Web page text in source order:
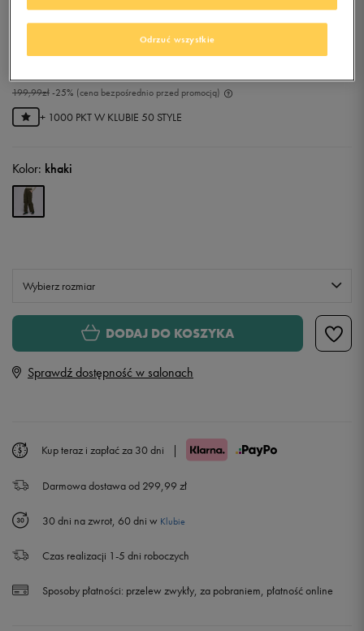
199,99zł-25% (cena bezpośrednio przed promocją)
149,99złz Vat
+ 1000 PKT W KLUBIE 50 STYLE
Kolor: khaki
Wybierz rozmiar
S
DODAJ DO KOSZYKA
Sprawdź dostępność w salonach
Kup teraz i zapłać za 30 dni |
Darmowa dostawa od 299,99 zł
30 dni na zwrot, 60 dni w Klubie
Czas realizacji 1-5 dni roboczych
Sposoby płatności: przelew zwykły, za pobraniem, płatność online
Odrzuć wszystkie